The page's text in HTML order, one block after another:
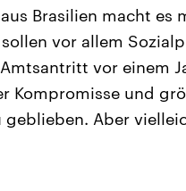
Brasilien macht es
vor allem
vor einem
Kompromisse und
Aber